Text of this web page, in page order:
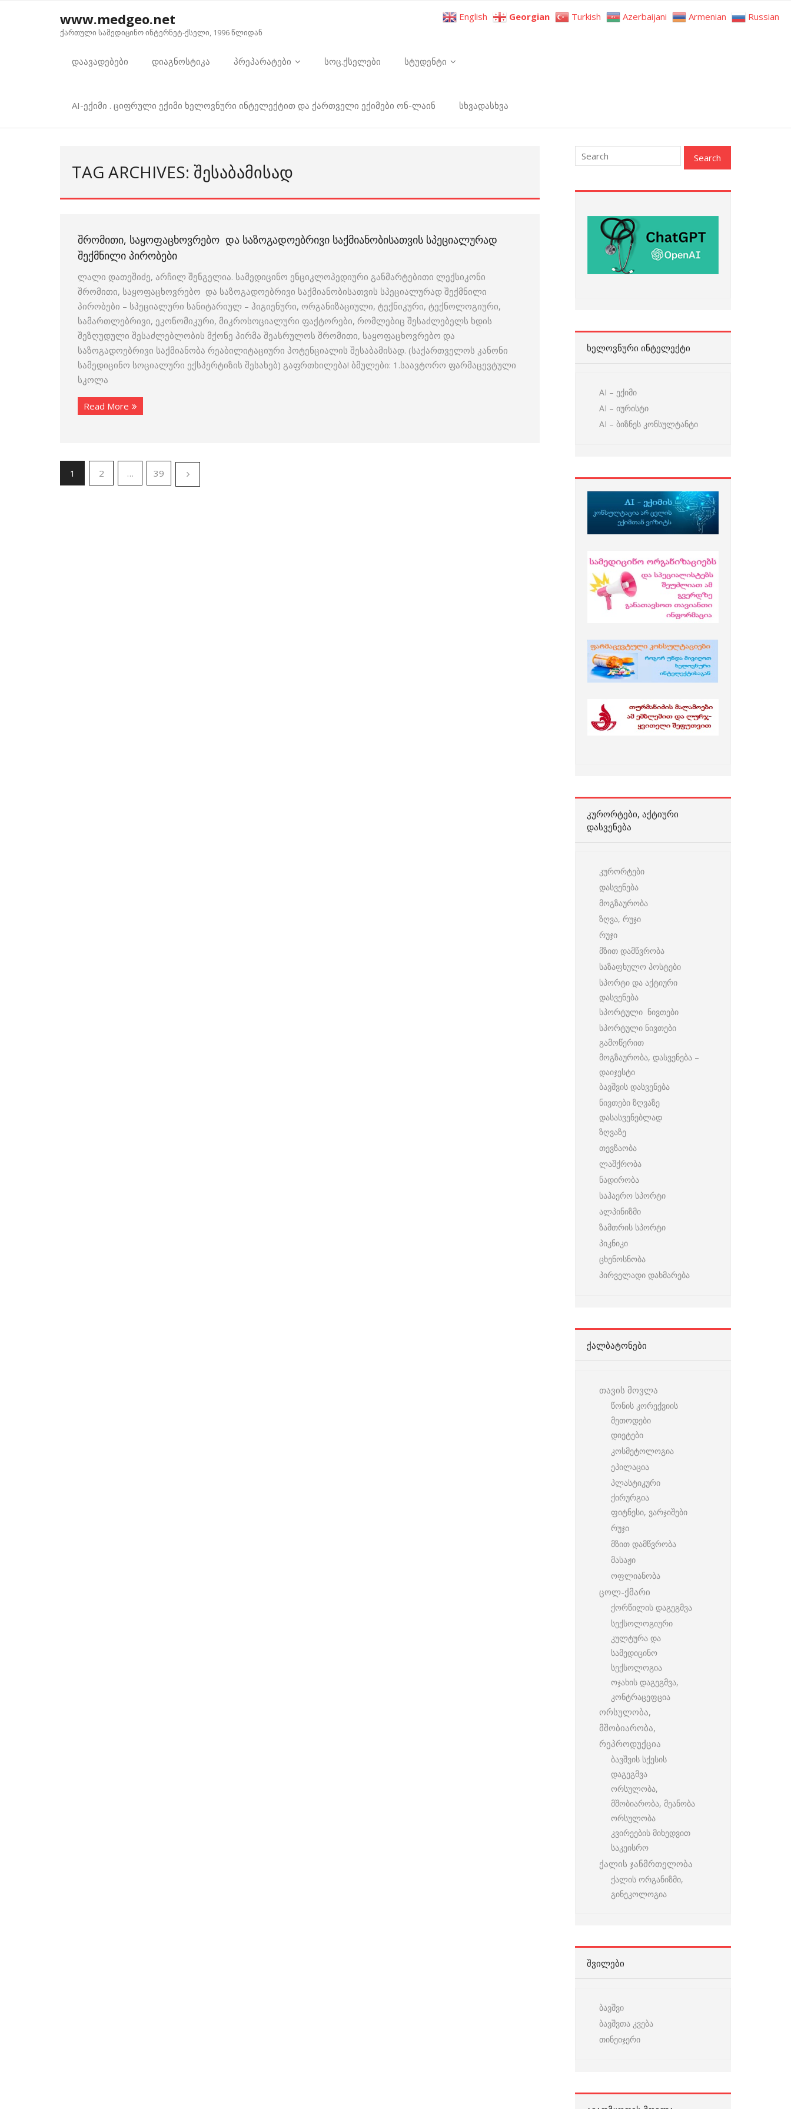
www.medgeo.net
ქართული სამედიცინო ინტერნეტ-ქსელი, 1996 წლიდან
დაავადებები დიაგნოსტიკა პრეპარატები სოც.ქსელები სტუდენტი
AI-ექიმი . ციფრული ექიმი ხელოვნური ინტელექტით და ქართველი ექიმები ონ-ლაინ სხვადასხვა
TAG ARCHIVES: ᲨᲔᲡᲐᲑᲐᲛᲘᲡᲐᲓ
ᲨᲠᲝᲛᲘᲗᲘ, ᲡᲐᲧᲝᲤᲐᲪᲮᲝᲕᲠᲔᲑᲝ ᲓᲐ ᲡᲐᲖᲝᲒᲐᲓᲝᲔᲑᲠᲘᲕᲘ ᲡᲐᲥᲛᲘᲐᲜᲝᲑᲘᲡᲐᲗᲕᲘᲡ ᲡᲞᲔᲪᲘᲐᲚᲣᲠᲐᲓ
ᲨᲔᲥᲛᲜᲘᲚᲘ ᲞᲘᲠᲝᲑᲔᲑᲘ
ლალი დათეშიძე, არჩილ შენგელია. სამედიცინო ენციკლოპედიური განმარტებითი ლექსიკონი
შრომითი, საყოფაცხოვრებო და საზოგადოებრივი საქმიანობისათვის სპეციალურად შექმნილი
პირობები – სპეციალური სანიტარიულ – ჰიგიენური, ორგანიზაციული, ტექნიკური, ტექნოლოგიური,
სამართლებრივი, ეკონომიკური, მიკროსოციალური ფაქტორები, რომლებიც შესაძლებელს ხდის
შეზღუდული შესაძლებლობის მქონე პირმა შეასრულოს შრომითი, საყოფაცხოვრებო და
საზოგადოებრივი საქმიანობა რეაბილიტაციური პოტენციალის შესაბამისად. (საქართველოს კანონი
სამედიცინო სოციალური ექსპერტიზის შესახებ) გაფრთხილება! ბმულები: 1.საავტორო ფარმაცევტული
სკოლა
Read More
1 2 … 39
ᲮᲔᲚᲝᲕᲜᲣᲠᲘ ᲘᲜᲢᲔᲚᲔᲥᲢᲘ
AI – ექიმი
AI – იურისტი
AI – ბიზნეს კონსულტანტი
ᲙᲣᲠᲝᲠᲢᲔᲑᲘ, ᲐᲥᲢᲘᲣᲠᲘ
ᲓᲐᲡᲕᲔᲜᲔᲑᲐ
კურორტები
დასვენება
მოგზაურობა
ზღვა, რუჯი
რუჯი
მზით დამწვრობა
საზაფხულო პოსტები
სპორტი და აქტიური
დასვენება
სპორტული ნივთები
სპორტული ნივთები
გამოწერით
მოგზაურობა, დასვენება –
დაიჯესტი
ბავშვის დასვენება
ნივთები ზღვაზე
დასასვენებლად
ზღვაზე
თევზაობა
ლაშქრობა
ნადირობა
საჰაერო სპორტი
ალპინიზმი
ზამთრის სპორტი
პიკნიკი
ცხენოსნობა
პირველადი დახმარება
ᲥᲐᲚᲑᲐᲢᲝᲜᲔᲑᲘ
თავის მოვლა
წონის კორექვიის
მეთოდები
დიეტები
კოსმეტოლოგია
ეპილაცია
პლასტიკური
ქირურგია
ფიტნესი, ვარჯიშები
რუჯი
მზით დამწვრობა
მასაჟი
ოფლიანობა
ცოლ-ქმარი
ქორწილის დაგეგმვა
სექსოლოგიური
კულტურა და
სამედიცინო
სექსოლოგია
ოჯახის დაგეგმვა,
კონტრაცეფცია
ორსულობა,
მშობიარობა,
რეპროდუქცია
ბავშვის სქესის
დაგეგმვა
ორსულობა,
მშობიარობა, მეანობა
ორსულობა
კვირეების მიხედვით
საკეისრო
ქალის ჯანმრთელობა
ქალის ორგანიზმი,
გინეკოლოგია
ᲨᲕᲘᲚᲔᲑᲘ
ბავშვი
ბავშვთა კვება
თინეიჯერი
English Georgian Turkish Azerbaijani Armenian Russian